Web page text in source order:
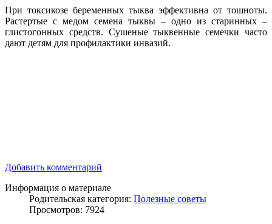
При токсикозе беременных тыква эффективна от тошноты.
Растертые с медом семена тыквы – одно из старинных –
глистогонных средств. Сушеные тыквенные семечки часто
дают детям для профилактики инвазий.
Добавить комментарий
Информация о материале
Родительская категория: Полезные советы
Просмотров: 7924